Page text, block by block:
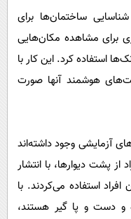
ساختمان‌ها برای
برای مشاهده مکان‌هایی
استفاده کرد. این کار با
هوشمند آنها صورت
آزمایشی وجود داشته‌اند
از پشت دیوارها، با انتشار
استفاده می‌کردند. با
و دست و پا گیر هستند،